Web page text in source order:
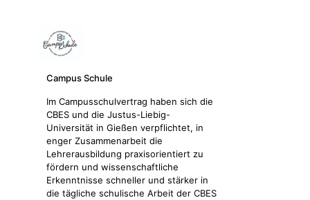
Campus Schule
Im Campusschulvertrag haben sich die
CBES und die Justus-Liebig-
Universität in Gießen verpflichtet, in
enger Zusammenarbeit die
Lehrerausbildung praxisorientiert zu
fördern und wissenschaftliche
Erkenntnisse schneller und stärker in
die tägliche schulische Arbeit der CBES